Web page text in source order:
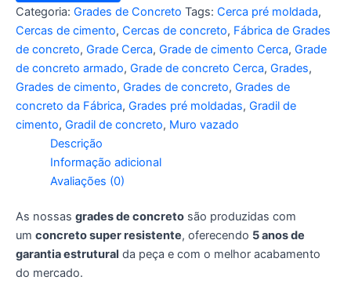
Categoria: Grades de Concreto Tags: Cerca pré moldada,
Cercas de cimento, Cercas de concreto, Fábrica de Grades
de concreto, Grade Cerca, Grade de cimento Cerca, Grade
de concreto armado, Grade de concreto Cerca, Grades,
Grades de cimento, Grades de concreto, Grades de
concreto da Fábrica, Grades pré moldadas, Gradil de
cimento, Gradil de concreto, Muro vazado
Descrição
Informação adicional
Avaliações (0)
As nossas grades de concreto são produzidas com
um concreto super resistente, oferecendo 5 anos de
garantia estrutural da peça e com o melhor acabamento
do mercado.